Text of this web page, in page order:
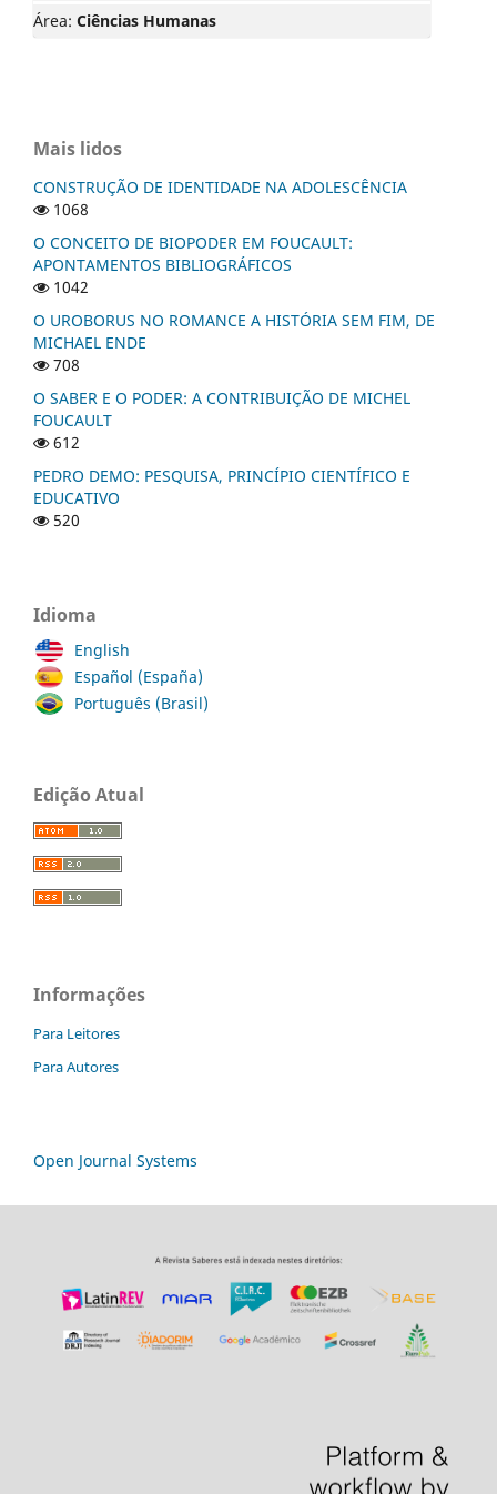
Área: Ciências Humanas
Mais lidos
CONSTRUÇÃO DE IDENTIDADE NA ADOLESCÊNCIA
1068
O CONCEITO DE BIOPODER EM FOUCAULT:
APONTAMENTOS BIBLIOGRÁFICOS
1042
O UROBORUS NO ROMANCE A HISTÓRIA SEM FIM, DE
MICHAEL ENDE
708
O SABER E O PODER: A CONTRIBUIÇÃO DE MICHEL
FOUCAULT
612
PEDRO DEMO: PESQUISA, PRINCÍPIO CIENTÍFICO E
EDUCATIVO
520
Idioma
English
Español (España)
Português (Brasil)
Edição Atual
Informações
Para Leitores
Para Autores
Open Journal Systems